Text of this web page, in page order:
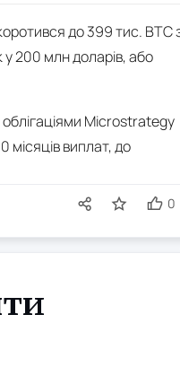
до 399 тис. BTC
у 200 млн доларів, або
Microstrategy
виплат, до
0